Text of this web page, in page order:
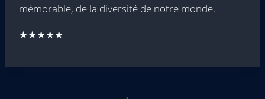
mémorable, de la diversité de notre monde.
★★★★★